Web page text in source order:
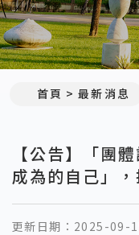
首頁 最新消息
【公告】「團
成為的自己」，
更新日期： 2025-09-